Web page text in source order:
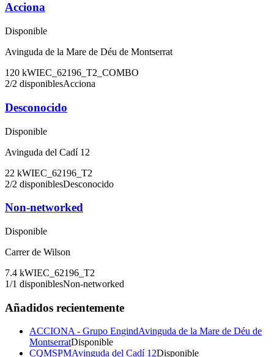
Acciona
Disponible
Avinguda de la Mare de Déu de Montserrat
120 kWIEC_62196_T2_COMBO
2/2 disponiblesAcciona
Desconocido
Disponible
Avinguda del Cadí 12
22 kWIEC_62196_T2
2/2 disponiblesDesconocido
Non-networked
Disponible
Carrer de Wilson
7.4 kWIEC_62196_T2
1/1 disponiblesNon-networked
Añadidos recientemente
ACCIONA - Grupo EngindAvinguda de la Mare de Déu de
MontserratDisponible
CQMSPMAvinguda del Cadí 12Disponible